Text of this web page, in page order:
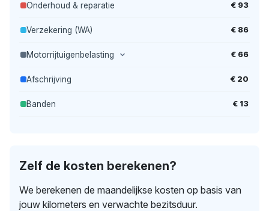
Onderhoud & reparatie € 93
Verzekering (WA) € 86
Motorrijtuigenbelasting € 66
Afschrijving € 20
Banden € 13
Zelf de kosten berekenen?
We berekenen de maandelijkse kosten op basis van
jouw kilometers en verwachte bezitsduur.